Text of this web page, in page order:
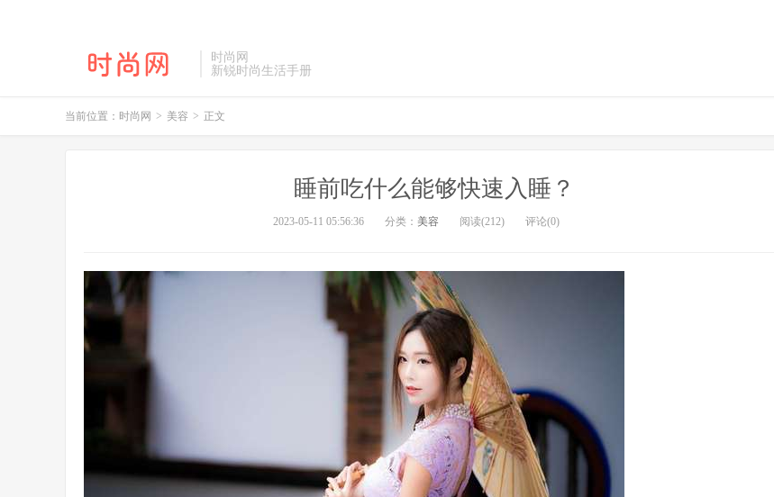
时尚网
新锐时尚生活手册
当前位置： 时尚网 > 美容 > 正文
睡前吃什么能够快速入睡？
2023-05-11 05:56:36 分类： 美容 阅读(212) 评论(0)